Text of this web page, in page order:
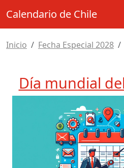
Calendario de Chile
Inicio Fecha Especial 2028
Día mundial